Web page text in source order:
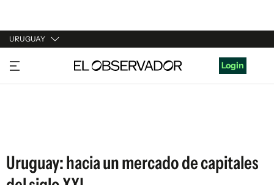
URUGUAY
URUGUAY
ARGENTINA
Login
Uruguay: hacia un mercado de capitales